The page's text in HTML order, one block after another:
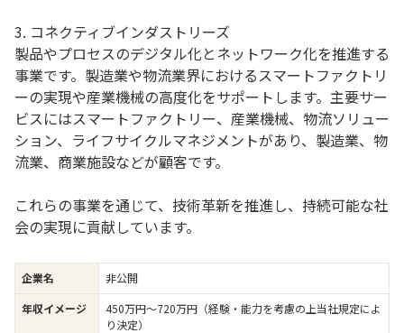
3. コネクティブインダストリーズ
製品やプロセスのデジタル化とネットワーク化を推進する
事業です。製造業や物流業界におけるスマートファクトリ
ーの実現や産業機械の高度化をサポートします。主要サー
ビスにはスマートファクトリー、産業機械、物流ソリュー
ション、ライフサイクルマネジメントがあり、製造業、物
流業、商業施設などが顧客です。
これらの事業を通じて、技術革新を推進し、持続可能な社
会の実現に貢献しています。
企業名
非公開
年収イメージ
450万円〜720万円（経験・能力を考慮の上当社規定によ
り決定）